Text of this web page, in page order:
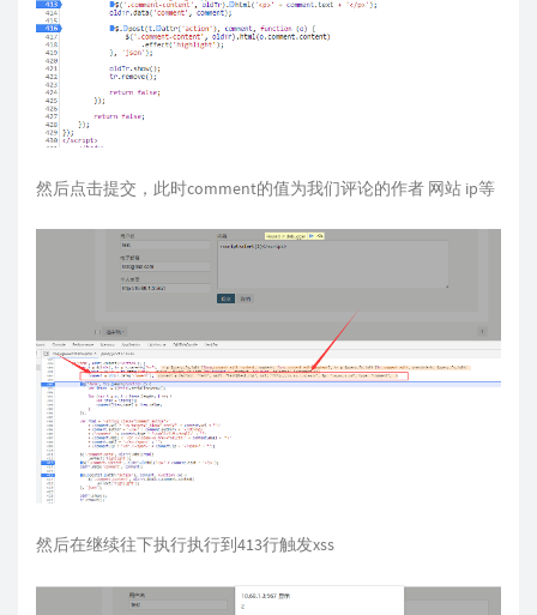
然后点击提交，此时comment的值为我们评论的作者 网站 ip等
然后在继续往下执行执行到413行触发xss